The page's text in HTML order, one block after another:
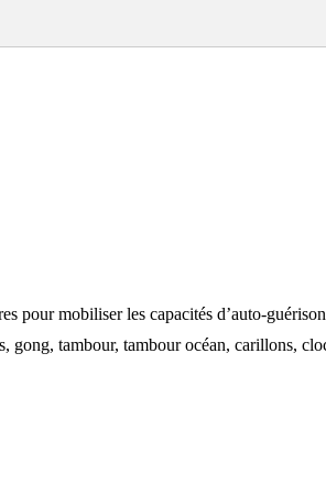
pour mobiliser les capacités d’auto-
gong, tambour, tambour océan, carillons,